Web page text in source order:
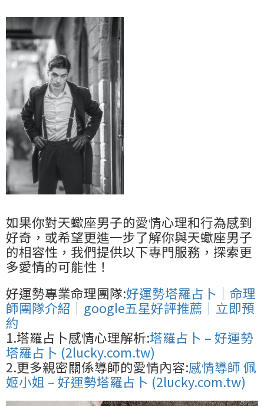
如果你對天蠍座男子的愛情心理和行為感到
好奇，或希望更進一步了解你與天蠍座男子
的相容性，我們提供以下專門服務，探索更
多愛情的可能性！
好運勢專業命理團隊:好運勢塔羅占卜｜命理
師團隊介紹｜google五星好評推薦｜立即預
約
1.塔羅占卜感情心理解析:塔羅占卜 – 好運勢
塔羅占卜 (2lucky.com.tw)
2.更多親密關係導師的愛情內容:感情導師 佩
姬小姐 – 好運勢塔羅占卜 (2lucky.com.tw)